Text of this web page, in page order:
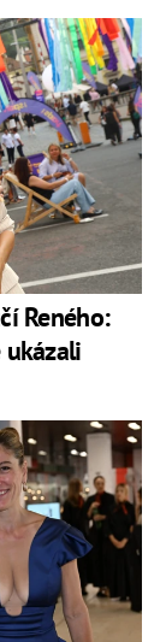
Reného: